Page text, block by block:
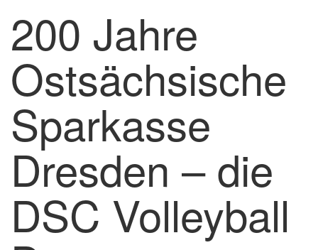
200 Jahre
Ostsächsische
Sparkasse
Dresden – die
DSC Volleyball